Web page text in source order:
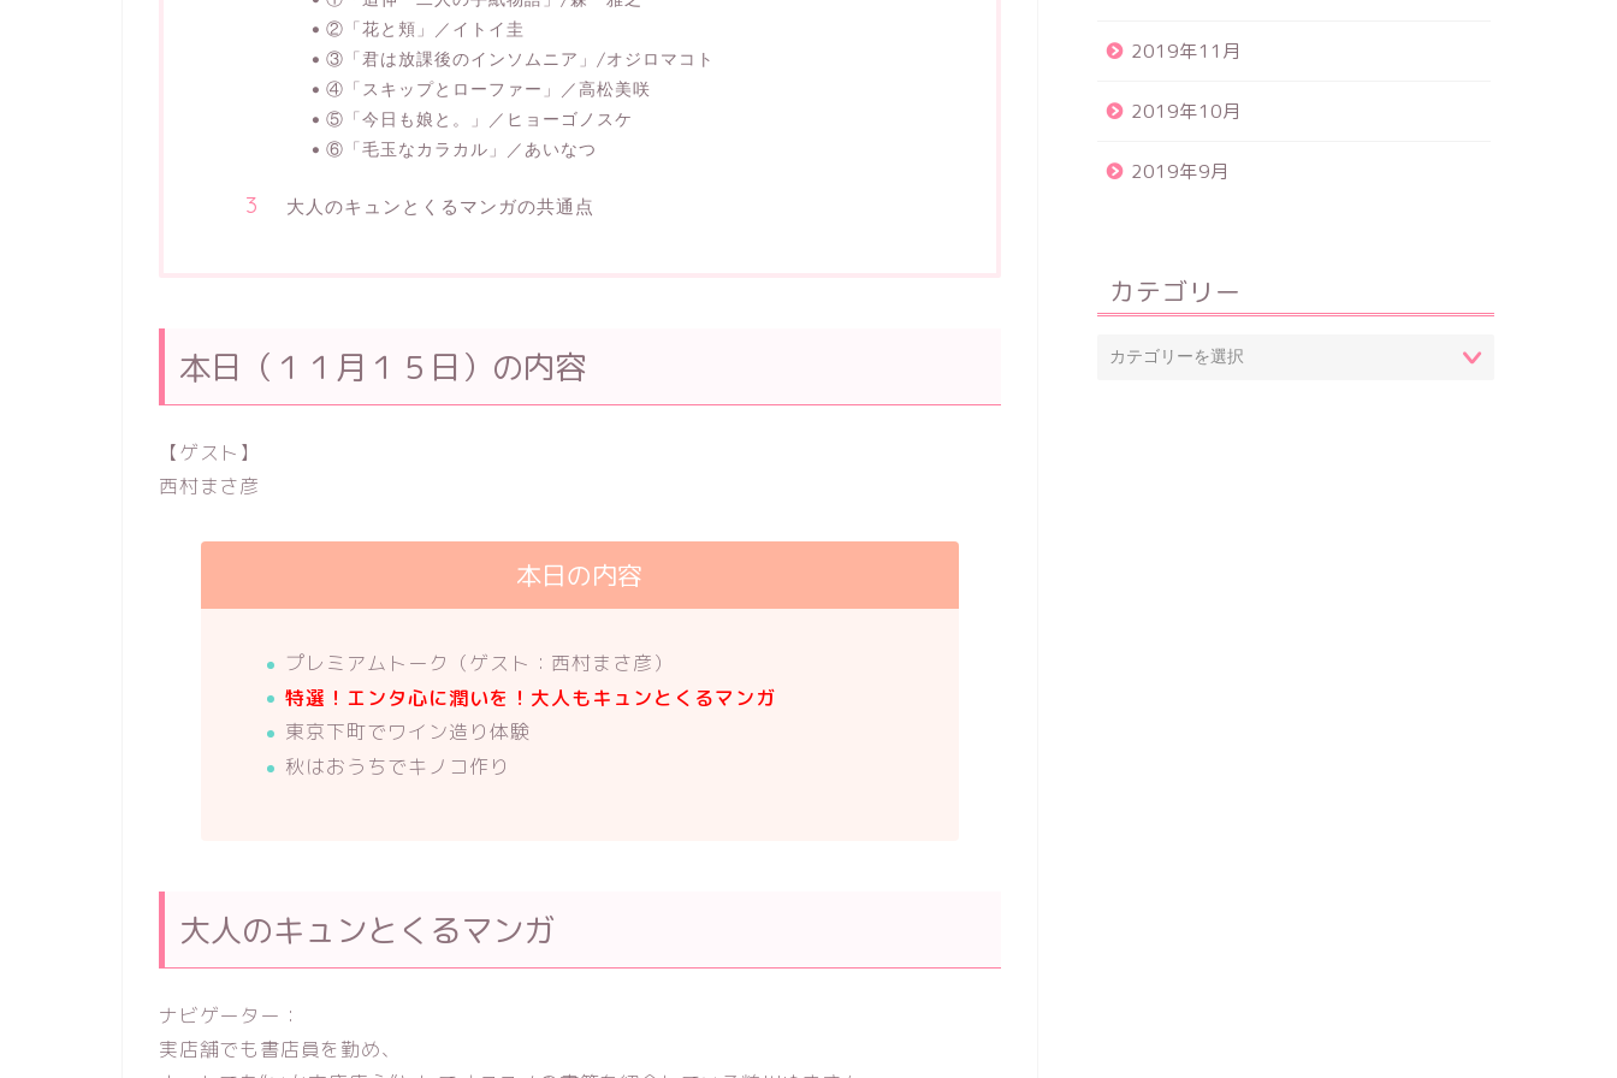
②「花と頬」／イトイ圭
③「君は放課後のインソムニア」/オジロマコト
④「スキップとローファー」／高松美咲
⑤「今日も娘と。」／ヒョーゴノスケ
⑥「毛玉なカラカル」／あいなつ
大人のキュンとくるマンガの共通点
本日（１１月１５日）の内容
【ゲスト】
西村まさ彦
本日の内容
プレミアムトーク（ゲスト：西村まさ彦）
特選！エンタ心に潤いを！大人もキュンとくるマンガ
東京下町でワイン造り体験
秋はおうちでキノコ作り
大人のキュンとくるマンガ
ナビゲーター：
実店舗でも書店員を勤め、
2019年11月
2019年10月
2019年9月
カテゴリー